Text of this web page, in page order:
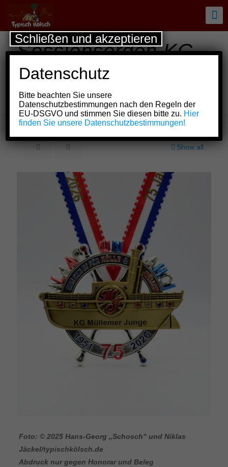
Sessionsorden KG
Müllemer Junge –
Alt-Mülheim e.V.
von 1951
Show all
Foto: © 2025 Hans-Georg „Schosch“ und Niklas
Jäckel/typischkölsch.de
Abdruck nur gegen Honorar und Beleg
Datenschutz
Bitte beachten Sie unsere
Datenschutzbestimmungen nach den Regeln der
EU-DSGVO und stimmen Sie diesen bitte zu. Hier
finden Sie unsere Datenschutzbestimmungen!
Schließen und akzeptieren